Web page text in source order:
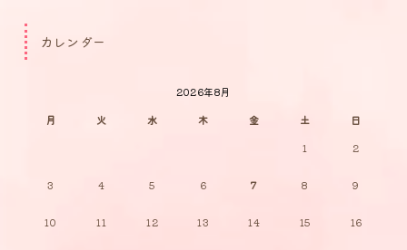
カレンダー
2026年8月
月
火 水 木 金 土
日
1
2
3 4 5 6 7 8 9
10 11 12 13 14 15 16